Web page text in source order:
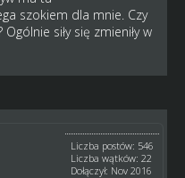
szokiem dla mnie. Czy
siły się zmieniły w
Liczba postów: 546
Liczba wątków: 22
Dołączył: Nov 2016